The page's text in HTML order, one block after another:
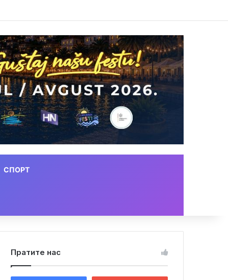
СПОРТ
Пратите нас